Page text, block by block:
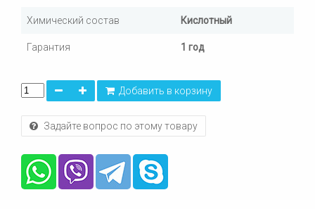
Химический состав Кислотный
Гарантия 1 год
Добавить в корзину
Задайте вопрос по этому товару